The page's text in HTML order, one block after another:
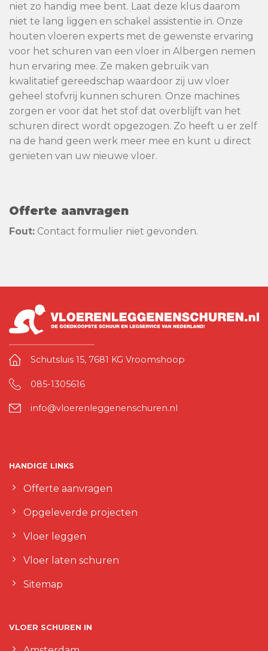
niet zo handig mee bent. Laat deze klus daarom
niet te lang liggen en schakel assistentie in. Onze
houten vloeren experts met de gewenste ervaring
voor het schuren van een vloer in Albergen nemen
hun ervaring mee. Ze maken gebruik van
kwalitatief gereedschap waardoor zij uw vloer
geheel stofvrij kunnen schuren. Onze machines
zorgen er voor dat het stof dat overblijft van het
schuren direct wordt opgezogen. Zo heeft u er zelf
na de hand geen werk meer mee en kunt u direct
genieten van uw nieuwe vloer.
Offerte aanvragen
Fout: Contact formulier niet gevonden.
Schutsluis 15, 7681 KG Vroomshoop
085-1305616
info@vloerenleggenenschuren.nl
HANDIGE LINKS
Offerte aanvragen
Opgeleverde projecten
Vloer leggen
Vloer laten schuren
Sitemap
VLOER SCHUREN IN